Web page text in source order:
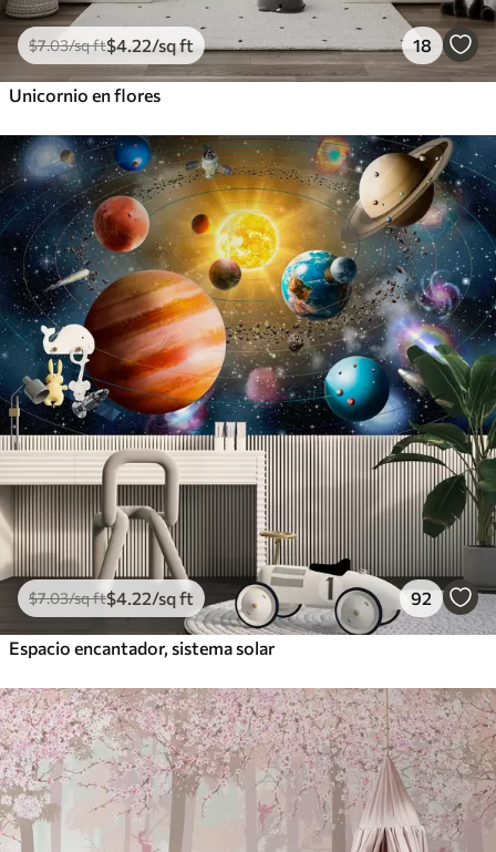
$7.03/sq ft$4.22/sq ft 18
Unicornio en flores
$7.03/sq ft$4 .22/sq ft 92
Espacio encantador, sistema solar